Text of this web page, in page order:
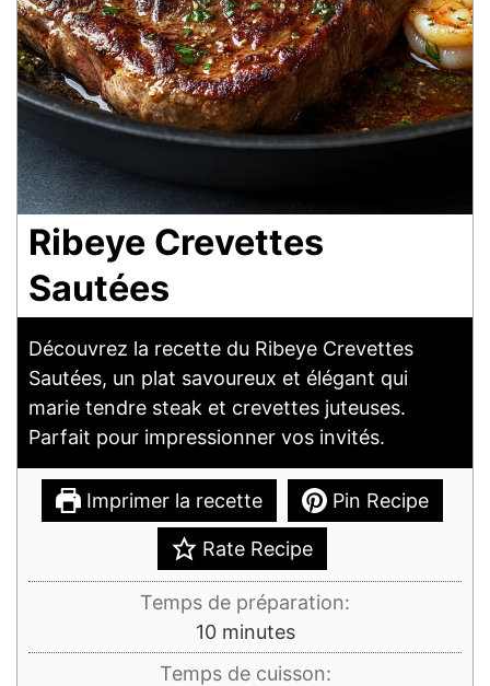
Ribeye Crevettes
Sautées
Découvrez la recette du Ribeye Crevettes
Sautées, un plat savoureux et élégant qui
marie tendre steak et crevettes juteuses.
Parfait pour impressionner vos invités.
Imprimer la recette Pin Recipe
Rate Recipe
Temps de préparation:
10minutes
minutes
Temps de cuisson: